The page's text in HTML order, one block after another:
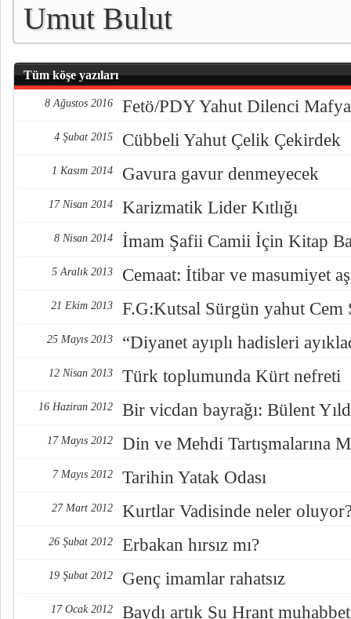
Umut Bulut
Tüm köşe yazıları
8 Ağustos 2016 Fetö/PDY Yahut Dilenci
4 Şubat 2015 Cübbeli Yahut Çelik Çekirdek
1 Kasım 2014 Gavura gavur denmeyecek
17 Nisan 2014 Karizmatik Lider Kıtlığı
8 Nisan 2014 İmam Şafii Camii İçin Kitap
5 Aralık 2013 Cemaat: İtibar ve masumiyet
21 Ekim 2013 F.G:Kutsal Sürgün yahut Cem
25 Mayıs 2013 “Diyanet ayıplı hadisleri
12 Nisan 2013 Türk toplumunda Kürt nefreti
16 Haziran 2012 Bir vicdan bayrağı: Bülent
17 Mayıs 2012 Din ve Mehdi Tartışmalarına
7 Mayıs 2012 Tarihin Yatak Odası
27 Mart 2012 Kurtlar Vadisinde neler
26 Şubat 2012 Erbakan hırsız mı?
19 Şubat 2012 Genç imamlar rahatsız
17 Ocak 2012 Baydı artık Şu Hrant